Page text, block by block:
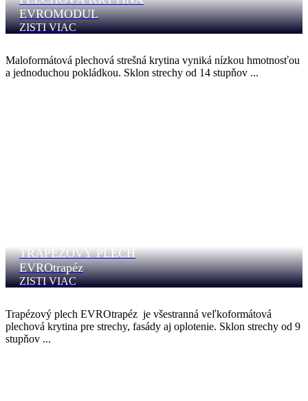
EVROMODUL
ZISTI VIAC
Maloformátová plechová strešná krytina vyniká nízkou hmotnosťou
a jednoduchou pokládkou. Sklon strechy od 14 stupňov ...
TRAPÉZOVÝ PLECH
EVROtrapéz
ZISTI VIAC
Trapézový plech EVROtrapéz je všestranná veľkoformátová
plechová krytina pre strechy, fasády aj oplotenie. Sklon strechy od 9
stupňov ...